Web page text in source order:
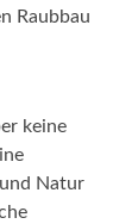
Raubbau
keine
Natur